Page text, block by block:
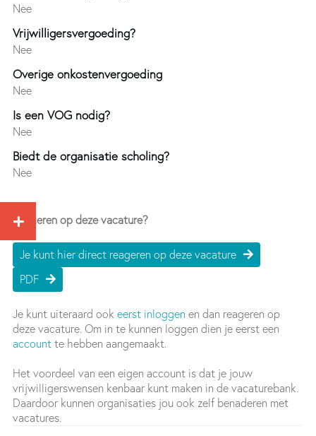
Nee
Vrijwilligersvergoeding?
Nee
Overige onkostenvergoeding
Nee
Is een VOG nodig?
Nee
Biedt de organisatie scholing?
Nee
Reageren op deze vacature?
Je kunt hier direct reageren op deze vacature
PDF
Je kunt uiteraard ook eerst inloggenen dan reageren op
deze vacature. Om in te kunnen loggen dien je eerst een
accountte hebben aangemaakt.
Het voordeel van een eigen account is dat je jouw
vrijwilligerswensen kenbaar kunt maken in de vacaturebank.
Daardoor kunnen organisaties jou ook zelf benaderen met
vacatures.